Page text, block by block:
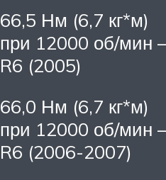
66,5 Нм (6,7 кг*м)
при 12000 об/мин –
R6 (2005)
66,0 Нм (6,7 кг*м)
при 12000 об/мин –
R6 (2006-2007)